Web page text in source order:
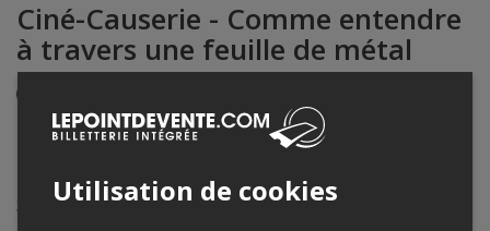
Ciné-Causerie - Comme entendre
à travers une feuille de métal
21 novembre 2024
15h00 – 17h00 / Entrée: 14h30
Centre des Arts et de la Culture de Dieppe
331 Acadie Ave, Dieppe ,NB, Canada
Utilisation de cookies